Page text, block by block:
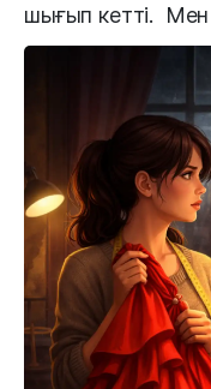
шығып кетті.